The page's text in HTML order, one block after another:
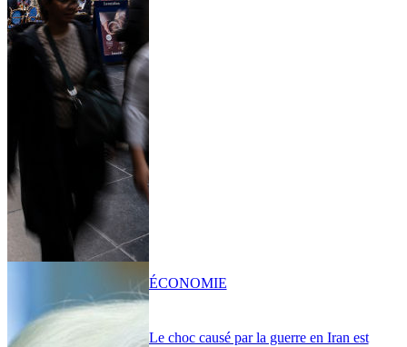
Le choc causé par la guerre en Iran est
ÉCONOMIE